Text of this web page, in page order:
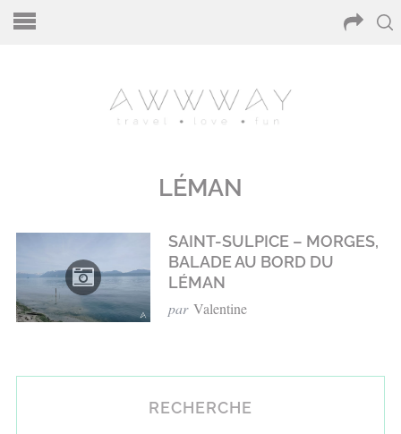
LÉMAN
SAINT-SULPICE – MORGES,
BALADE AU BORD DU
LÉMAN
par Valentine
RECHERCHE